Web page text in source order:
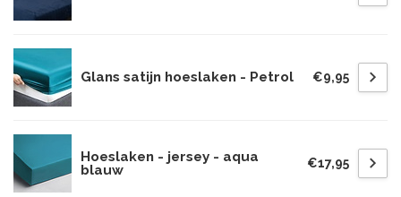
Glans satijn hoeslaken - Petrol €9,95
Hoeslaken - jersey - aqua
blauw
€17,95